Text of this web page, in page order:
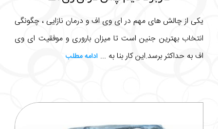
یکی از چالش های مهم در ای وی اف و درمان نازایی ، چگونگی
انتخاب بهترین جنین است تا میزان باروری و موفقیت ای وی
اف به حداکثر برسد.این کار بنا به ... ادامه مطلب